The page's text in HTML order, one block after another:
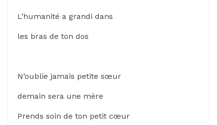
L’humanité a grandi dans
les bras de ton dos
N’oublie jamais petite sœur
demain sera une mère
Prends soin de ton petit cœur